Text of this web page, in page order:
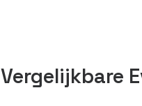
Vergelijkbare